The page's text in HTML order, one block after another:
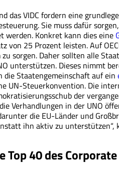
das VIDC fordern eine
Sie muss dafür
werden. Konkret kann dies eine
von 25 Prozent leisten. Auf
zu sorgen. Daher sollten alle
unterstützen. Dieses nimmt
die Staatengemeinschaft auf ein
UN-Steuerkonvention. Die
der
Verhandlungen in der UNO
die EU-Länder und
ihn aktiv zu
Top 40 des